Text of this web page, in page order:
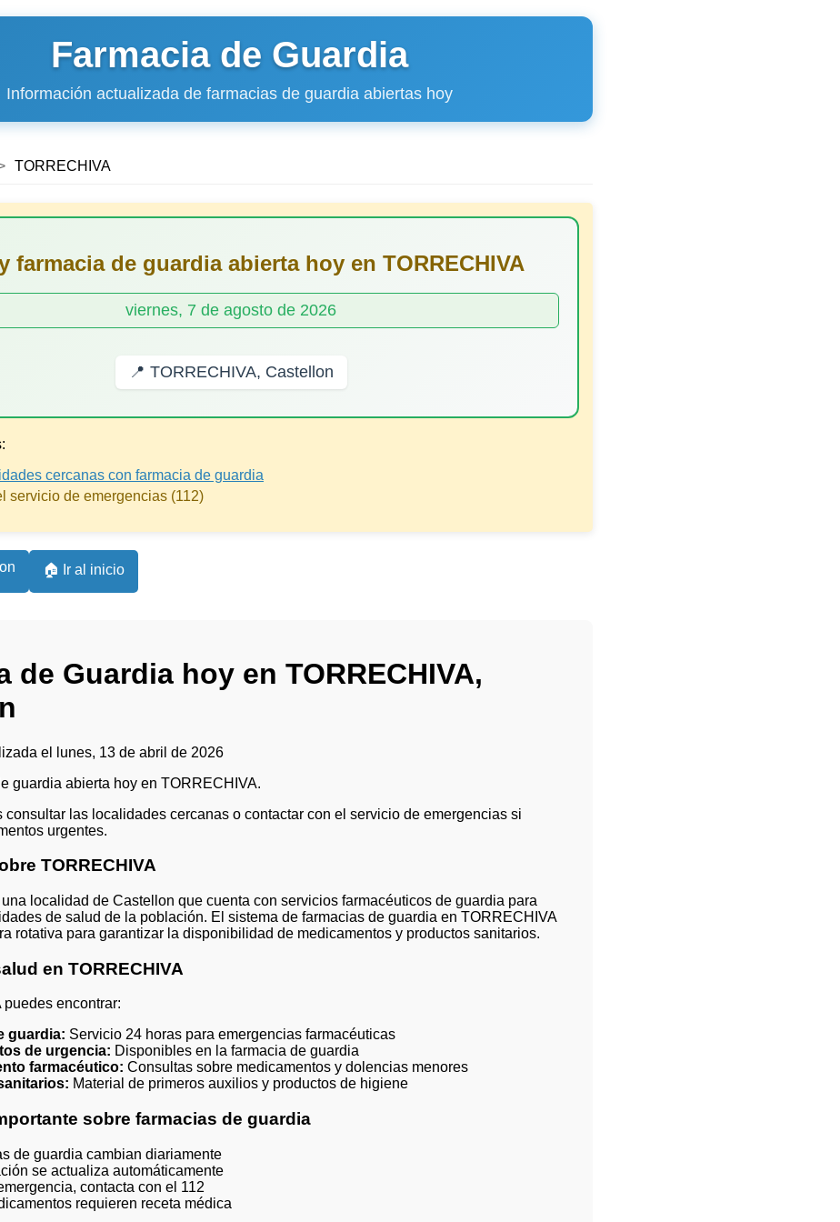
Farmacia de Guardia
Información actualizada de farmacias de guardia abiertas hoy
TORRECHIVA
farmacia de guardia abierta hoy en TORRECHIVA
viernes, 7 de agosto de 2026
📍 TORRECHIVA, Castellon
cercanas con farmacia de guardia
servicio de emergencias (112)
🏠 Ir al inicio
de Guardia hoy en TORRECHIVA,
el lunes, 13 de abril de 2026
guardia abierta hoy en TORRECHIVA.
consultar las localidades cercanas o contactar con el servicio de emergencias si
urgentes.
TORRECHIVA
localidad de Castellon que cuenta con servicios farmacéuticos de guardia para
de salud de la población. El sistema de farmacias de guardia en TORRECHIVA
rotativa para garantizar la disponibilidad de medicamentos y productos sanitarios.
en TORRECHIVA
encontrar:
guardia: Servicio 24 horas para emergencias farmacéuticas
de urgencia: Disponibles en la farmacia de guardia
farmacéutico: Consultas sobre medicamentos y dolencias menores
Material de primeros auxilios y productos de higiene
sobre farmacias de guardia
de guardia cambian diariamente
se actualiza automáticamente
contacta con el 112
requieren receta médica